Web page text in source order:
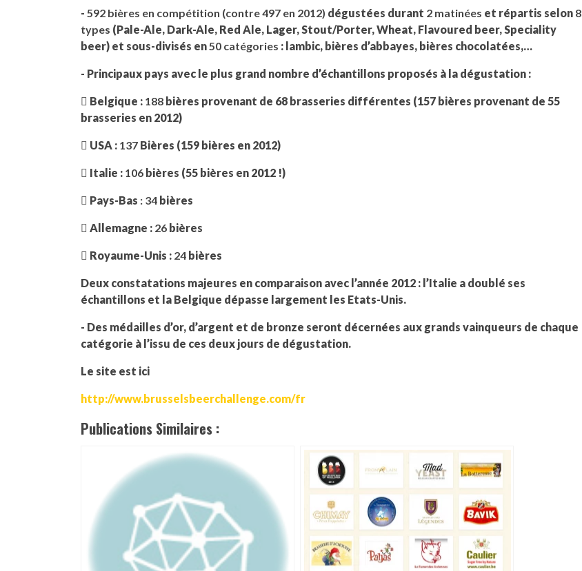
- 592 bières en compétition (contre 497 en 2012) dégustées durant 2 matinées et répartis selon 8
types (Pale-Ale, Dark-Ale, Red Ale, Lager, Stout/Porter, Wheat, Flavoured beer, Speciality
beer) et sous-divisés en50 catégories : lambic, bières d’abbayes, bières chocolatées,…
- Principaux pays avec le plus grand nombre d’échantillons proposés à la dégustation :
 Belgique : 188 bières provenant de 68 brasseries différentes (157 bières provenant de 55
brasseries en 2012)
 USA : 137 Bières (159 bières en 2012)
 Italie : 106 bières (55 bières en 2012 !)
 Pays-Bas : 34 bières
 Allemagne : 26 bières
 Royaume-Unis : 24 bières
Deux constatations majeures en comparaison avec l’année 2012 : l’Italie a doublé ses
échantillons et la Belgique dépasse largement les Etats-Unis.
- Des médailles d’or, d’argent et de bronze seront décernées aux grands vainqueurs de chaque
catégorie à l’issu de ces deux jours de dégustation.
Le site est ici
http://www.brusselsbeerchallenge.com/fr
Publications Similaires :